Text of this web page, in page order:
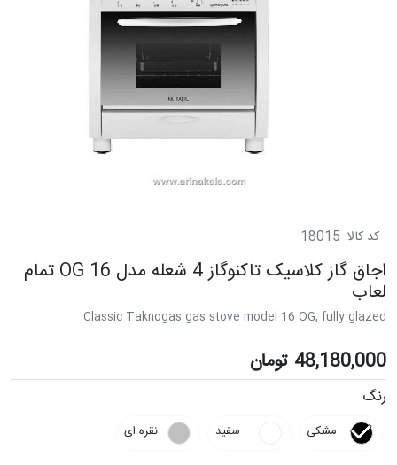
کد کالا 18015
اجاق گاز کلاسیک تاکنوگاز 4 شعله مدل 16 OG تمام
لعاب
Classic Taknogas gas stove model 16 OG, fully glazed
48,180,000 تومان
رنگ
مشکی سفید نقره ای